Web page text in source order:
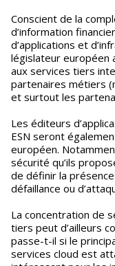
Conscient de la
d’information
d’applications et
législateur européen
aux services tiers
partenaires métiers
et surtout les
Les éditeurs
ESN seront
européen.
sécurité qu’ils
de définir la
défaillance ou
La concentration de
tiers peut d’ailleurs
passe-t-il si le
services cloud est